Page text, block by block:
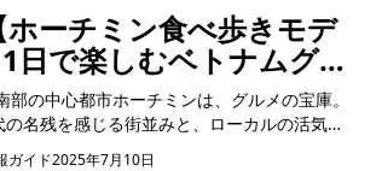
ーチミン食べ歩きモデ
日で楽しむベトナムグル
験
名残を感じる街並みと、ローカルの活気が
な街は、徒歩での観光と食べ歩きに...
ガイド2025年7月10日